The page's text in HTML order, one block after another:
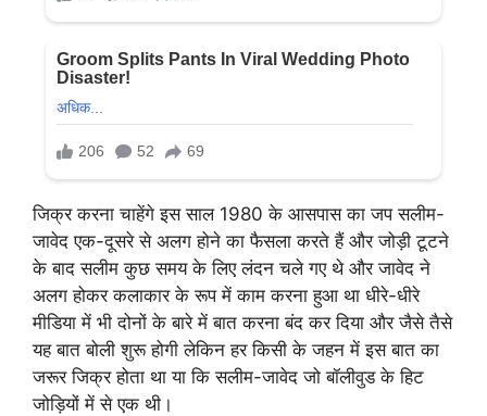
जिक्र करना चाहेंगे इस साल 1980 के आसपास का जप सलीम-
जावेद एक-दूसरे से अलग होने का फैसला करते हैं और जोड़ी टूटने
के बाद सलीम कुछ समय के लिए लंदन चले गए थे और जावेद ने
अलग होकर कलाकार के रूप में काम करना हुआ था धीरे-धीरे
मीडिया में भी दोनों के बारे में बात करना बंद कर दिया और जैसे तैसे
यह बात बोली शुरू होगी लेकिन हर किसी के जहन में इस बात का
जरूर जिक्र होता था या कि सलीम-जावेद जो बॉलीवुड के हिट
जोड़ियों में से एक थी।